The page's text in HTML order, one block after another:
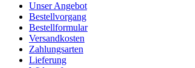
Unser Angebot
Bestellvorgang
Bestellformular
Versandkosten
Zahlungsarten
Lieferung